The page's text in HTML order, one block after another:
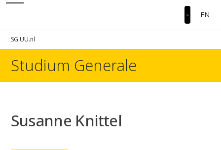
EN
SG.UU.nl
Studium Generale
Susanne Knittel